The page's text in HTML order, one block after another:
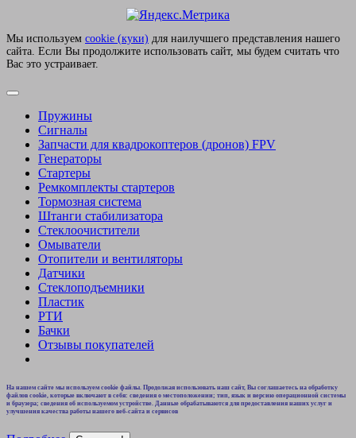
Мы используем сookie (куки) для наилучшего представления нашего
сайта. Если Вы продолжите использовать сайт, мы будем считать что
Вас это устраивает.
Пружины
Сигналы
Запчасти для квадрокоптеров (дронов) FPV
Генераторы
Стартеры
Ремкомплекты стартеров
Тормозная система
Штанги стабилизатора
Стеклоочистители
Омыватели
Отопители и вентиляторы
Датчики
Стеклоподъемники
Пластик
РТИ
Бачки
Отзывы покупателей
На нашем сайте мы используем cookie файлы. Продолжая использовать наш сайт, Вы соглашаетесь на обработку
файлов cookie, которые включают в себя: сведения о местоположении; тип, язык и версию операционной системы
и браузера; сведения об используемом устройстве. Данные обрабатываются для предоставления наших услуг и
улучшения качества работы нашего веб-сайта и сервисов